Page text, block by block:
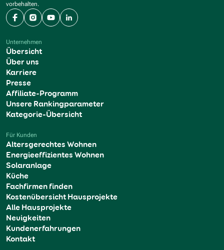
vorbehalten.
FacebookInstagram
YouTubeLinkedIn
Unternehmen
Übersicht
Über uns
Karriere
Presse
Affiliate-Programm
Unsere Rankingparameter
Kategorie-Übersicht
Für Kunden
Altersgerechtes Wohnen
Energieeffizientes Wohnen
Solaranlage
Küche
Fachfirmen finden
Kostenübersicht Hausprojekte
Alle Hausprojekte
Neuigkeiten
Kundenerfahrungen
Kontakt